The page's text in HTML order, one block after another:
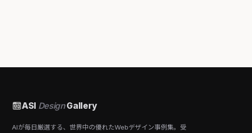
ASI DesignGallery
AIが毎日厳選する、世界中の優れたWebデザイン事例集。受